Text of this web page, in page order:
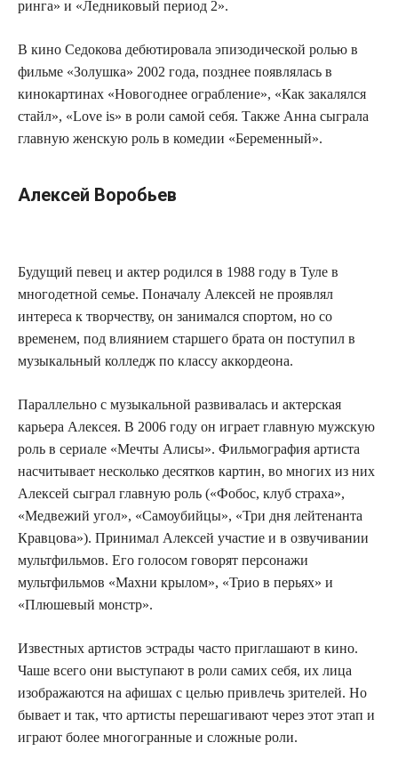
ринга» и «Ледниковый период 2».
В кино Седокова дебютировала эпизодической ролью в
фильме «Золушка» 2002 года, позднее появлялась в
кинокартинах «Новогоднее ограбление», «Как закалялся
стайл», «Love is» в роли самой себя. Также Анна сыграла
главную женскую роль в комедии «Беременный».
Алексей Воробьев
Будущий певец и актер родился в 1988 году в Туле в
многодетной семье. Поначалу Алексей не проявлял
интереса к творчеству, он занимался спортом, но со
временем, под влиянием старшего брата он поступил в
музыкальный колледж по классу аккордеона.
Параллельно с музыкальной развивалась и актерская
карьера Алексея. В 2006 году он играет главную мужскую
роль в сериале «Мечты Алисы». Фильмография артиста
насчитывает несколько десятков картин, во многих из них
Алексей сыграл главную роль («Фобос, клуб страха»,
«Медвежий угол», «Самоубийцы», «Три дня лейтенанта
Кравцова»). Принимал Алексей участие и в озвучивании
мультфильмов. Его голосом говорят персонажи
мультфильмов «Махни крылом», «Трио в перьях» и
«Плюшевый монстр».
Известных артистов эстрады часто приглашают в кино.
Чаше всего они выступают в роли самих себя, их лица
изображаются на афишах с целью привлечь зрителей. Но
бывает и так, что артисты перешагивают через этот этап и
играют более многогранные и сложные роли.